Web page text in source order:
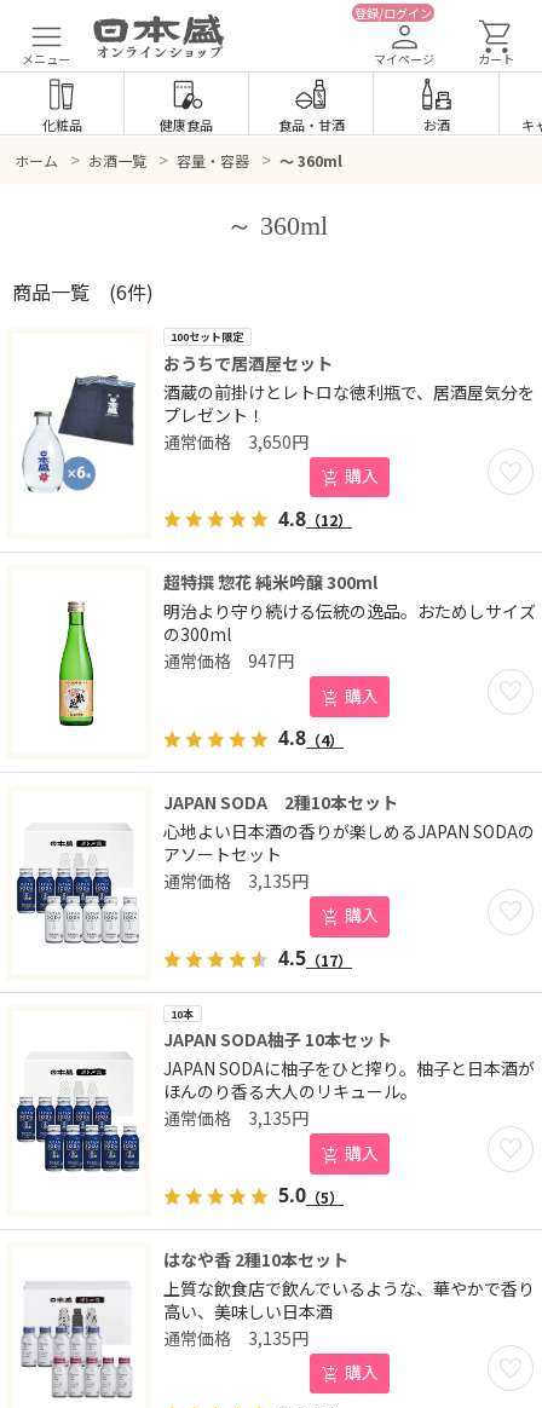
メニュー
登録/ログイン
マイページ カート
化粧品 健康食品 食品・ 甘酒 お酒 キ
ホーム > お酒一覧 > 容量・容器 > ～ 360ml
～ 360ml
商品一覧 (6件)
100セット限定
おうちで居酒屋セット
酒蔵の前掛けとレトロな徳利瓶で、居酒屋気分を
プレゼント！
お気
3,650円
購入
4.8 （12）
超特撰 惣花 純米吟醸 300ml
明治より守り続ける伝統の逸品。おためしサイズ
の300ml
お気
947円
購入
4.8 （4）
JAPAN SODA 2種10本セット
心地よい日本酒の香りが楽しめるJAPAN SODAの
アソートセット
お気
3,135円
購入
4.5 （17）
10本
JAPAN SODA柚子 10本セット
JAPAN SODAに柚子をひと搾り。柚子と日本酒が
ほんのり香る大人のリキュール。
お気
3,135円
購入
5.0 （5）
はなや香 2種10本セット
上質な飲食店で飲んでいるような、華やかで香り
高い、美味しい日本酒
お気
3,135円
購入